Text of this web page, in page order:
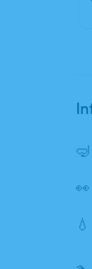
🤿
👀
💧